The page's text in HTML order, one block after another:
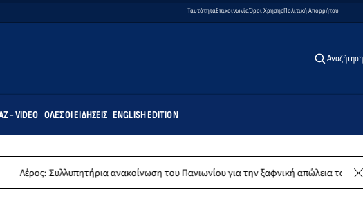
ΤαυτότηταΕπικοινωνίαΌροι ΧρήσηςΠολιτική Απορρήτου
Αναζήτηση
- VIDEO ΌΛΕΣ ΟΙ ΕΙΔΉΣΕΙΣ ENGLISH EDITION
ανακοίνωση του Πανιωνίου για την ξαφνική απώλεια του Δημήτρη